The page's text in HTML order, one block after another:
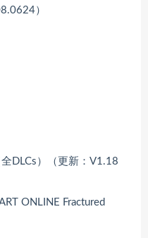
）
DLCs）（更新：V1.18